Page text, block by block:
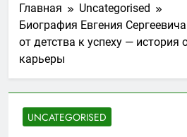
Главная
Uncategorised
Биография Евгения
от детства к успеху — история
карьеры
UNCATEGORISED